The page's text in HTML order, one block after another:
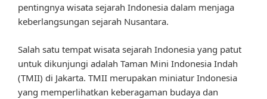
pentingnya wisata sejarah Indonesia dalam menjaga
keberlangsungan sejarah Nusantara.
Salah satu tempat wisata sejarah Indonesia yang patut
untuk dikunjungi adalah Taman Mini Indonesia Indah
(TMII) di Jakarta. TMII merupakan miniatur Indonesia
yang memperlihatkan keberagaman budaya dan